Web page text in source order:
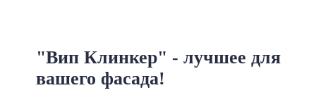
"Вип Клинкер" - лучшее для
вашего фасада!